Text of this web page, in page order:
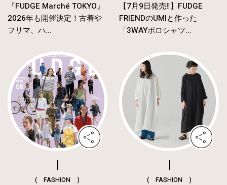
『FUDGE Marché TOKYO』
2026年も開催決定！古着や
フリマ、ハ...
【7月9日発売‼︎】FUDGE
FRIENDのUMIと作った
「3WAYポロシャツ...
( FASHION ) ( FASHION )